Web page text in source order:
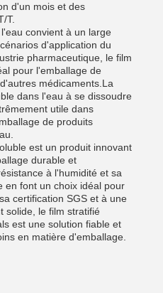
d'un mois et des
T.
convient à un large
d'application du
pharmaceutique, le film
pour l'emballage de
médicaments.La
dans l'eau à se dissoudre
utile dans
de produits
est un produit innovant
durable et
à l'humidité et sa
en font un choix idéal pour
certification SGS et à une
solide, le film stratifié
est une solution fiable et
en matière d'emballage.